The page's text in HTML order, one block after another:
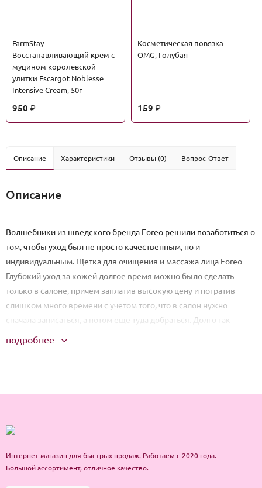
FarmStay
Восстанавливающий крем с
муцином королевской
улитки Escargot Noblesse
Intensive Cream, 50г
950 ₽
Косметическая повязка
OMG, Голубая
159 ₽
Описание Характеристики Отзывы (0) Вопрос-Ответ
Описание
Волшебники из шведского бренда Foreo решили позаботиться о
том, чтобы уход был не просто качественным, но и
индивидуальным. Щетка для очищения и массажа лица Foreo
Глубокий уход за кожей долгое время можно было сделать
только в салоне, причем заплатив высокую цену и потратив
слишком много времени с учетом того, что в салон нужно
сначала записаться, а потом еще туда добраться. Долго так
продолжаться не могло. Многие уже начали искать альтернативу
салонном процедурам, чтобы обеспечивать коже качественный
аксессуаров красоты, которые совместили в себе доступность и
процедурами, которые абсолютно не уступают салонным.
Недаром название бьюти-марки расшифровывается как «For
Every One», что в переводе с английского означает «Для
подробнее
Интернет магазин для быстрых продаж. Работаем с 2020 года.
Большой ассортимент, отличное качество.